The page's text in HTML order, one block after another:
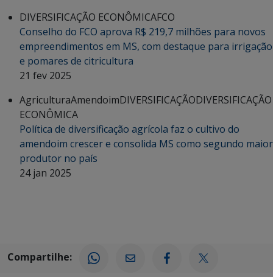
DIVERSIFICAÇÃO ECONÔMICAFCO
Conselho do FCO aprova R$ 219,7 milhões para novos
empreendimentos em MS, com destaque para irrigação
e pomares de citricultura
21 fev 2025
AgriculturaAmendoimDIVERSIFICAÇÃODIVERSIFICAÇÃO
ECONÔMICA
Política de diversificação agrícola faz o cultivo do
amendoim crescer e consolida MS como segundo maior
produtor no país
24 jan 2025
Compartilhe: